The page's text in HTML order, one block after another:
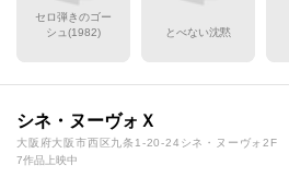
セロ弾きのゴー
シュ(1982)
とべない沈黙
シネ・ヌーヴォＸ
大阪府大阪市西区九条1-20-24シネ・ヌーヴォ2F
7作品上映中